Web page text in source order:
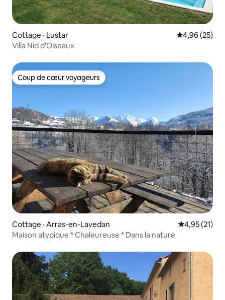
Cottage · Lustar Note
4,96 (25)
Villa Nid d'Oiseaux
Coup de cœur voyageurs
Coup de cœur voyageurs
Cottage · Arras-en-Lavedan Note
4,95 (21)
Maison atypique * Chaleureuse * Dans la nature